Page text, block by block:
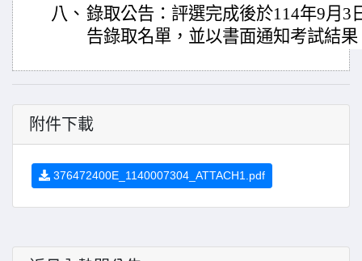
八、 錄取公告：評選完成後於114年9月3
告錄取名單，並以書面通知考試結果
附件下載
376472400E_1140007304_ATTACH1.pdf